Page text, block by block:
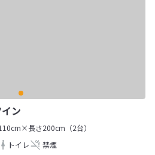
ン
長さ200cm（2台）
トイレ 禁煙